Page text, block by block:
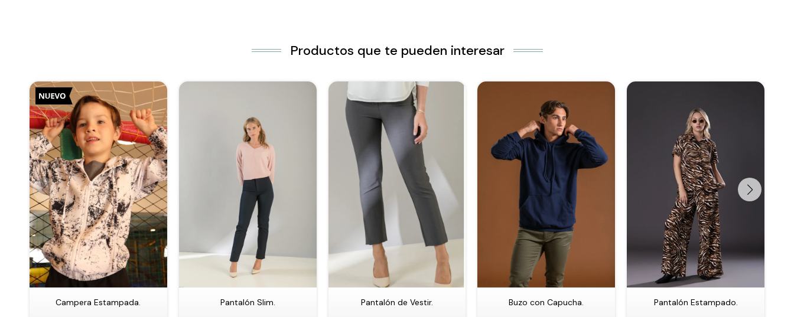
Productos que te pueden interesar
Campera Estampada. Pantalón Slim. Pantalón de Vestir. Buzo con Capucha. Pantalón Estampado.